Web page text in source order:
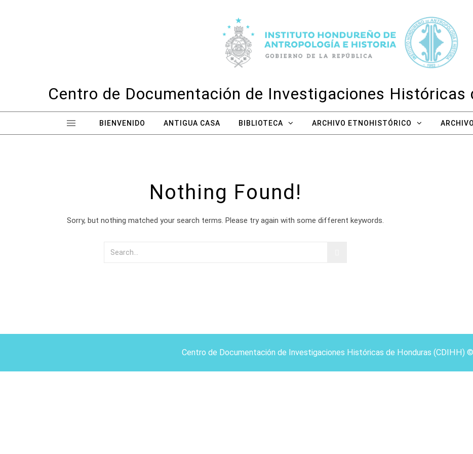
Centro de Documentación de Investigaciones Históricas
BIENVENIDO ANTIGUA CASA BIBLIOTECA ARCHIVO ETNOHISTÓRICO
Nothing Found!
Sorry, but nothing matched your search terms. Please try again with some different keywords.
Centro de Documentación de Investigaciones Históricas de Honduras (CDIHH)